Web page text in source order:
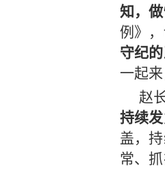
知，做
例》
守纪的
一起
赵
持续发
盖，
常、